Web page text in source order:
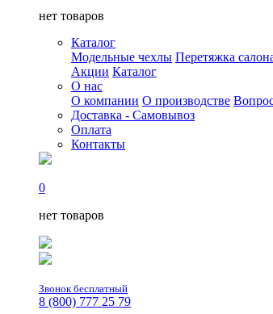
нет товаров
Каталог
Модельные чехлы Перетяжка
Акции Каталог
О нас
О компании О производстве
Доставка - Самовывоз
Оплата
Контакты
0
нет товаров
Звонок бесплатный
8 (800) 777 25 79